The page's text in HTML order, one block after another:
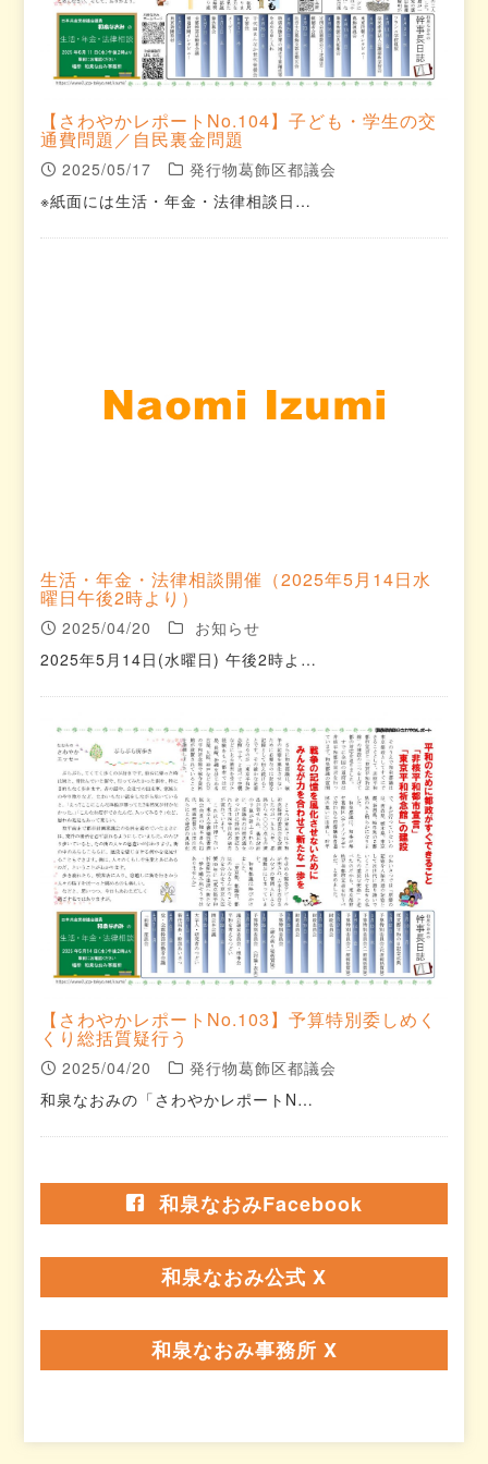
【さわやかレポートNo.104】子ども・学生の交
通費問題／自民裏金問題
2025/05/17
発行物葛飾区都議会
※紙面には生活・年金・法律相談日…
生活・年金・法律相談開催（2025年5月14日水
曜日午後2時より）
2025/04/20
お知らせ
2025年5月14日(水曜日) 午後2時よ…
【さわやかレポートNo.103】予算特別委しめく
くり総括質疑行う
2025/04/20
発行物葛飾区都議会
和泉なおみの「さわやかレポートN…
和泉なおみFacebook
和泉なおみ公式 X
和泉なおみ事務所 X